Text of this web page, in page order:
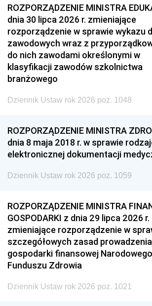
ROZPORZĄDZENIE MINISTRA
dnia 30 lipca 2026 r. zmieniające
rozporządzenie w sprawie wykazu
zawodowych wraz z
do nich zawodami określonymi w
klasyfikacji zawodów szkolnictwa
branżowego
Dziennik Ustaw rok 2026 poz. 1048
ROZPORZĄDZENIE MINISTRA
dnia 8 maja 2018 r. w sprawie
elektronicznej dokumentacji
Dziennik Ustaw rok 2026 poz. 1059
ROZPORZĄDZENIE MINISTRA
GOSPODARKI z dnia 29 lipca 2026 r.
zmieniające rozporządzenie w
szczegółowych zasad prowadzenia
gospodarki finansowej Narodowego
Funduszu Zdrowia
Dziennik Ustaw rok 2026 poz. 1021